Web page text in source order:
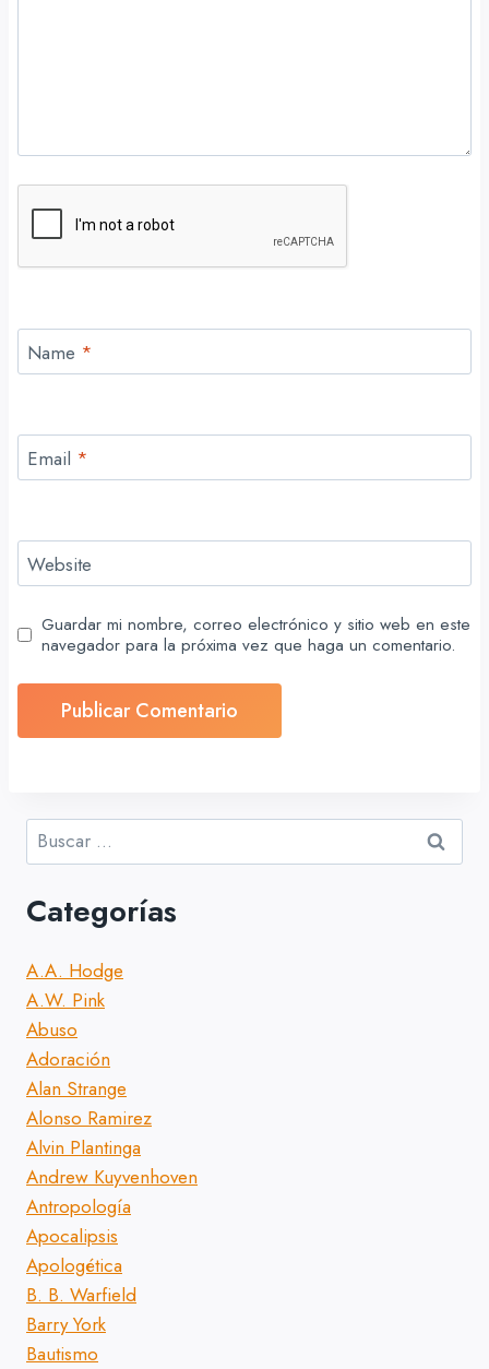
Name *
Email *
Website
Guardar mi nombre, correo electrónico y sitio web en este
navegador para la próxima vez que haga un comentario.
Buscar:
Categorías
A.A. Hodge
A.W. Pink
Abuso
Adoración
Alan Strange
Alonso Ramirez
Alvin Plantinga
Andrew Kuyvenhoven
Antropología
Apocalipsis
Apologética
B. B. Warfield
Barry York
Bautismo